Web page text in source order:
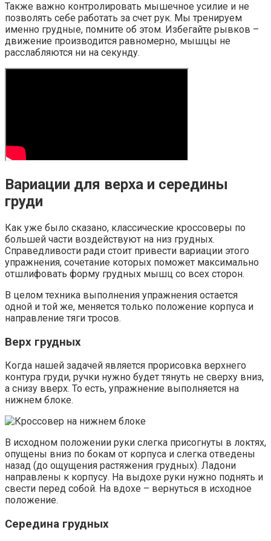
Также важно контролировать мышечное усилие и не
позволять себе работать за счет рук. Мы тренируем
именно грудные, помните об этом. Избегайте рывков –
движение производится равномерно, мышцы не
расслабляются ни на секунду.
Вариации для верха и середины
груди
Как уже было сказано, классические кроссоверы по
большей части воздействуют на низ грудных.
Справедливости ради стоит привести вариации этого
упражнения, сочетание которых поможет максимально
отшлифовать форму грудных мышц со всех сторон.
В целом техника выполнения упражнения остается
одной и той же, меняется только положение корпуса и
направление тяги тросов.
Верх грудных
Когда нашей задачей является прорисовка верхнего
контура груди, ручки нужно будет тянуть не сверху вниз,
а снизу вверх. То есть, упражнение выполняется на
нижнем блоке.
В исходном положении руки слегка присогнуты в локтях,
опущены вниз по бокам от корпуса и слегка отведены
назад (до ощущения растяжения грудных). Ладони
направлены к корпусу. На выдохе руки нужно поднять и
свести перед собой. На вдохе – вернуться в исходное
положение.
Середина грудных